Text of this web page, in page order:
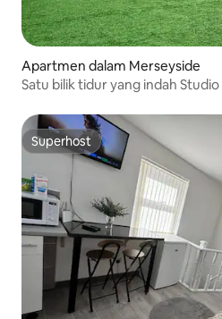
Apartmen dalam Merseyside
Satu bilik tidur yang indah Studio
Superhost
Superhost